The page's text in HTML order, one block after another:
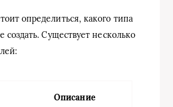
определиться, какого типа
создать. Существует несколько
Описание